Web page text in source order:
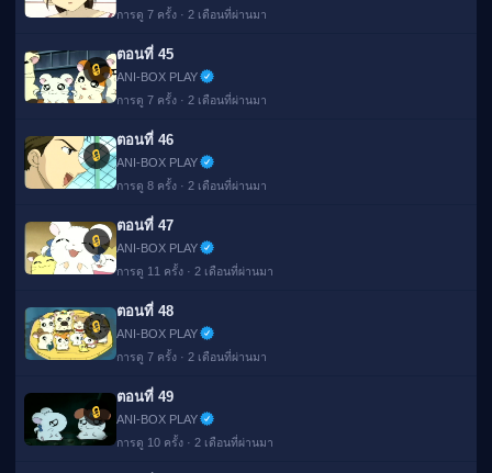
การดู 7 ครั้ง · 2 เดือนที่ผ่านมา
🔒
ตอนที่ 45
ANI-BOX PLAY
การดู 7 ครั้ง · 2 เดือนที่ผ่านมา
🔒
ตอนที่ 46
ANI-BOX PLAY
การดู 8 ครั้ง · 2 เดือนที่ผ่านมา
🔒
ตอนที่ 47
ANI-BOX PLAY
การดู 11 ครั้ง · 2 เดือนที่ผ่านมา
🔒
ตอนที่ 48
ANI-BOX PLAY
การดู 7 ครั้ง · 2 เดือนที่ผ่านมา
🔒
ตอนที่ 49
ANI-BOX PLAY
การดู 10 ครั้ง · 2 เดือนที่ผ่านมา